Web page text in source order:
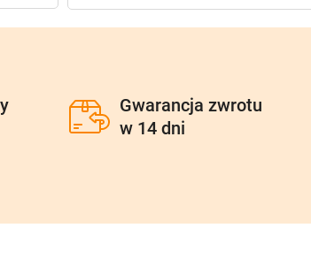
Gwarancja zwrotu
w 14 dni